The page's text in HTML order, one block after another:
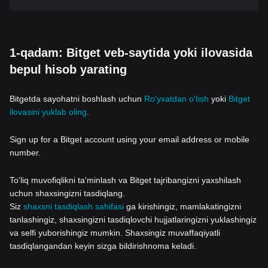
1-qadam: Bitget veb-saytida yoki ilovasida
bepul hisob yarating
Bitgetda sayohatni boshlash uchun Ro'yxatdan o'tish yoki Bitget
ilovasini yuklab oling
Sign up for a Bitget account using your email address or mobile
number.
To'liq muvofiqlikni ta'minlash va Bitget tajribangizni yaxshilash
uchun shaxsingizni tasdiqlang.
Siz shaxsni tasdiqlash sahifasi ga kirishingiz, mamlakatingizni
tanlashingiz, shaxsingizni tasdiqlovchi hujjatlaringizni yuklashingiz
va selfi yuborishingiz mumkin. Shaxsingiz muvaffaqiyatli
tasdiqlangandan keyin sizga bildirishnoma keladi.